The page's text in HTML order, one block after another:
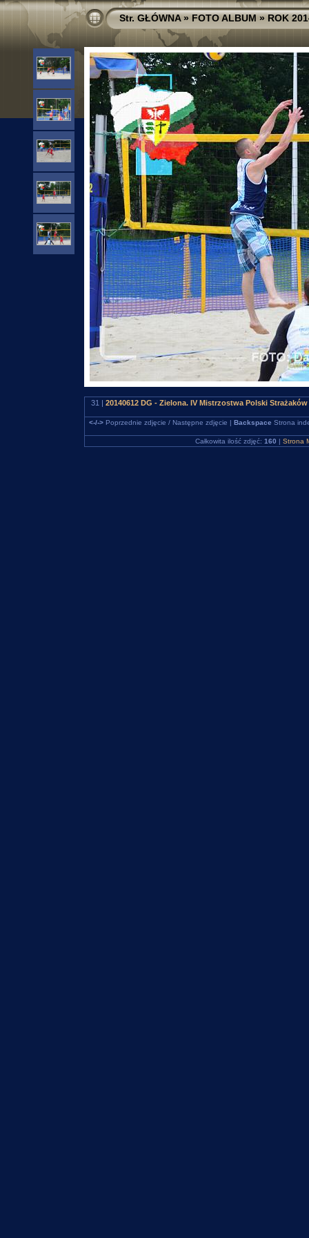
Str. GŁÓWNA»FOTO ALBUM»ROK
31 | 20140612 DG - Zielona. IV Mistrzostwa Polski
<-/->Poprzednie zdjęcie / Następne zdjęcie | Backspace Strona
Całkowita ilość zdjęć: 160 | Strona